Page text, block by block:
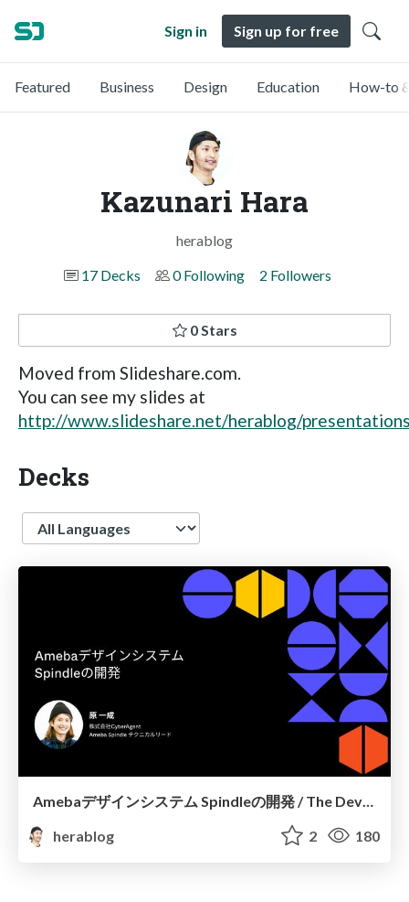
Sign in Sign up for free
Featured Business Design Education How-to
Kazunari Hara
herablog
17 Decks
0 Following 2 Followers
0 Stars
Moved from Slideshare.com.
You can see my slides at
http://www.slideshare.net/herablog/
Decks
Language
herablog
2 180